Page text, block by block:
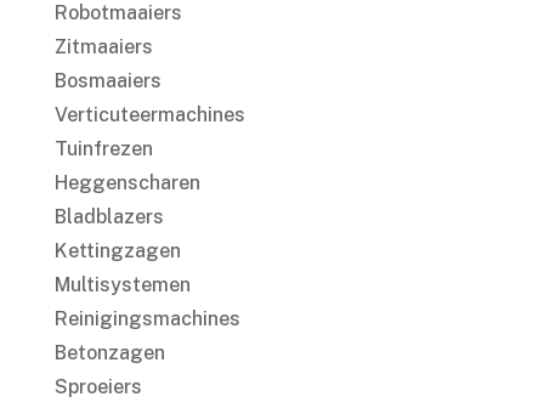
Robotmaaiers
Zitmaaiers
Bosmaaiers
Verticuteermachines
Tuinfrezen
Heggenscharen
Bladblazers
Kettingzagen
Multisystemen
Reinigingsmachines
Betonzagen
Sproeiers